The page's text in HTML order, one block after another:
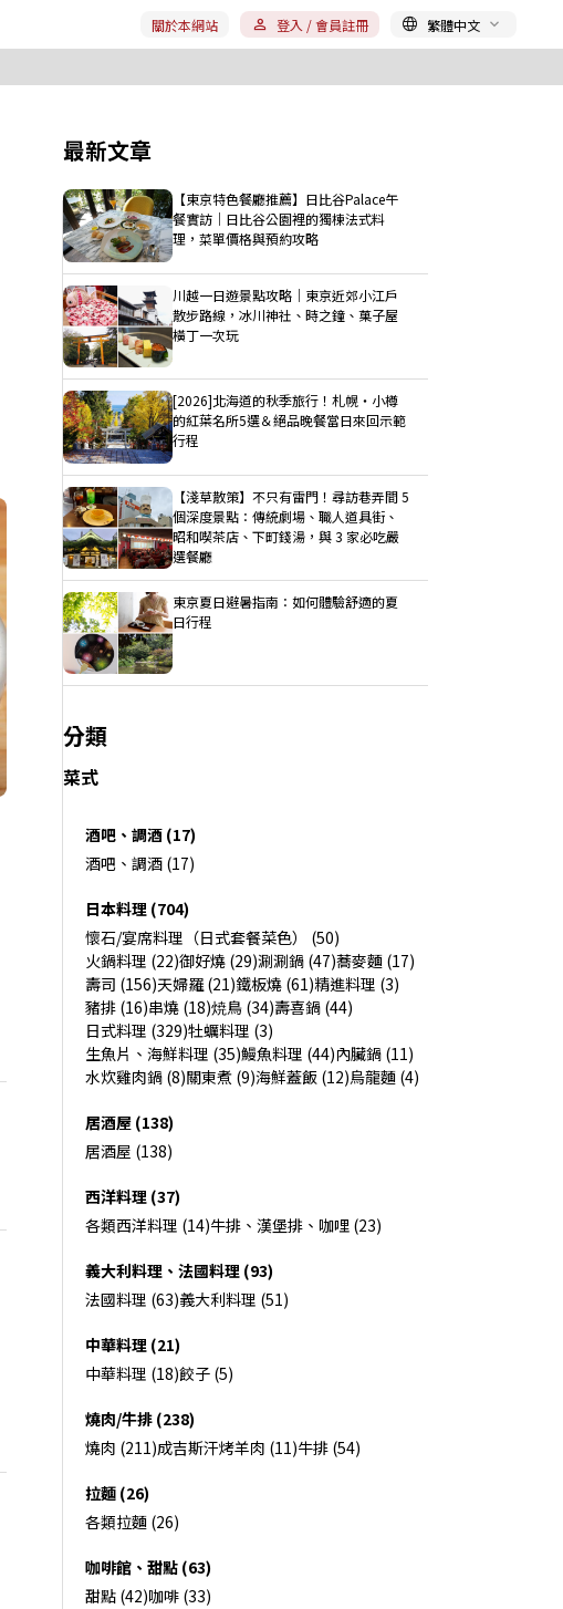
關於本網站 登入 / 會員註冊 繁體中文
最新文章
【東京特色餐廳推薦】日比谷Palace午
餐實訪｜日比谷公園裡的獨棟法式料
理，菜單價格與預約攻略
川越一日遊景點攻略｜東京近郊小江戶
散步路線，冰川神社、時之鐘、菓子屋
橫丁一次玩
[2026]北海道的秋季旅行！札幌・小樽
的紅葉名所5選＆絕品晚餐當日來回示範
行程
【淺草散策】不只有雷門！尋訪巷弄間 5
個深度景點：傳統劇場、職人道具街、
昭和喫茶店、下町錢湯，與 3 家必吃嚴
選餐廳
東京夏日避暑指南：如何體驗舒適的夏
日行程
分類
菜式
酒吧、調酒 (17)
酒吧、調酒 (17)
日本料理 (704)
懷石/宴席料理（日式套餐菜色） (50)
火鍋料理 (22)御好燒 (29)涮涮鍋 (47)蕎麥麵 (17)
壽司 (156)天婦羅 (21)鐵板燒 (61)精進料理 (3)
豬排 (16)串燒 (18)焼鳥 (34)壽喜鍋 (44)
日式料理 (329)牡蠣料理 (3)
生魚片、海鮮料理 (35)鰻魚料理 (44)內臟鍋 (11)
水炊雞肉鍋 (8)關東煮 (9)海鮮蓋飯 (12)烏龍麵 (4)
居酒屋 (138)
居酒屋 (138)
西洋料理 (37)
各類西洋料理 (14)牛排、漢堡排、咖哩 (23)
義大利料理、法國料理 (93)
法國料理 (63)義大利料理 (51)
中華料理 (21)
中華料理 (18)餃子 (5)
燒肉/牛排 (238)
燒肉 (211)成吉斯汗烤羊肉 (11)牛排 (54)
拉麵 (26)
各類拉麵 (26)
咖啡館、甜點 (63)
甜點 (42)咖啡 (33)